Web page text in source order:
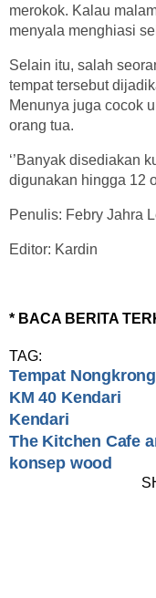
merokok. Kalau
menyala menghiasi
Selain itu, salah
tempat tersebut
Menunya juga cocok
orang tua.
‘’Banyak disediakan
digunakan hingga 12
Penulis: Febry Jahra
Editor: Kardin
* BACA BERITA
TAG:
Tempat
KM 40 Kendari
Kendari
The Kitchen Cafe
konsep wood